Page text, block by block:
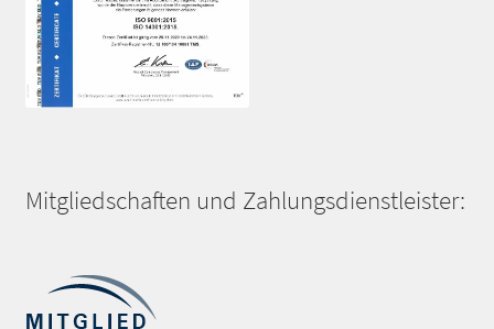
Mitgliedschaften und Zahlungsdienstleister: